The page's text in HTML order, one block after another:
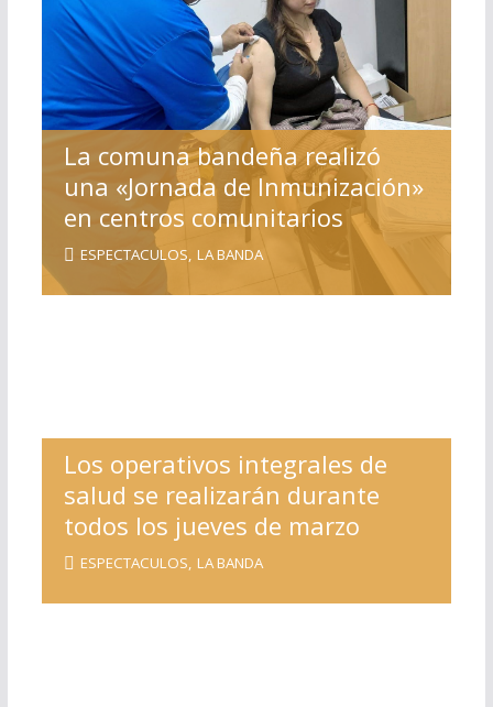
La comuna bandeña realizó
una «Jornada de Inmunización»
en centros comunitarios
ESPECTACULOS LA BANDA
Los operativos integrales de
salud se realizarán durante
todos los jueves de marzo
ESPECTACULOS LA BANDA